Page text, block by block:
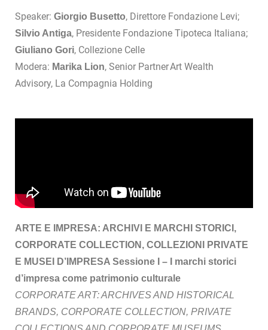
Speaker: Giorgio Busetto, Direttore Fondazione Levi;
Silvio Antiga, Presidente Fondazione Tipoteca Italiana;
Giuliano Gori, Collezione Celle
Modera: Marika Lion, Senior Partner Art Wealth
Advisory, La Compagnia Holding
ARTE E IMPRESA: ARCHIVI E MARCHI STORICI,
CORPORATE COLLECTION, COLLEZIONI PRIVATE
E MUSEI D’IMPRESA Sessione I – I marchi storici
d’impresa come patrimonio culturale
CORPORATE ART: ARCHIVES AND HISTORICAL
BRANDS, CORPORATE COLLECTION, PRIVATE